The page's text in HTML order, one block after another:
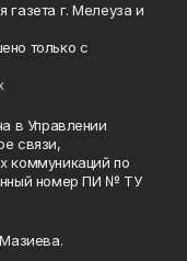
газета г. Мелеуза и
только с
в Управлении
связи,
коммуникаций по
номер ПИ № ТУ